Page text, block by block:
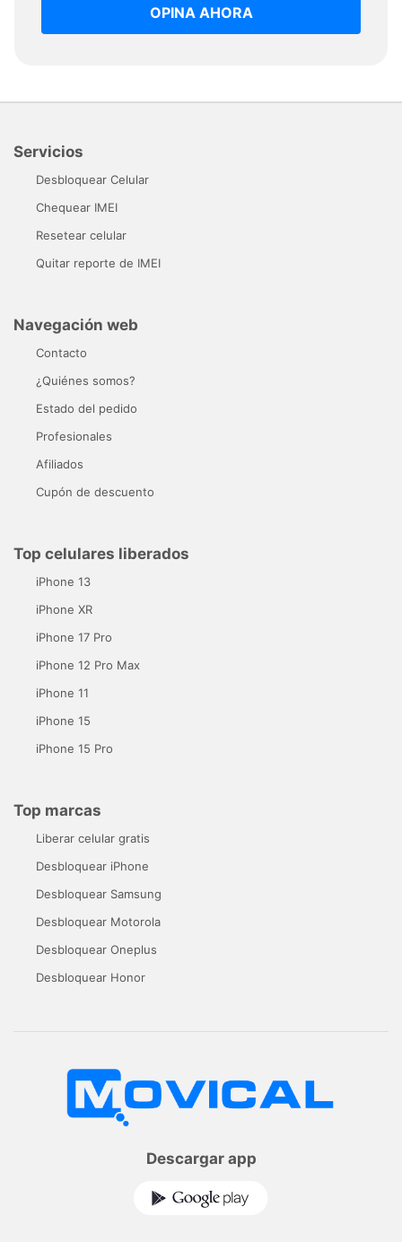
OPINA AHORA
Servicios
Desbloquear Celular
Chequear IMEI
Resetear celular
Quitar reporte de IMEI
Navegación web
Contacto
¿Quiénes somos?
Estado del pedido
Profesionales
Afiliados
Cupón de descuento
Top celulares liberados
iPhone 13
iPhone XR
iPhone 17 Pro
iPhone 12 Pro Max
iPhone 11
iPhone 15
iPhone 15 Pro
Top marcas
Liberar celular gratis
Desbloquear iPhone
Desbloquear Samsung
Desbloquear Motorola
Desbloquear Oneplus
Desbloquear Honor
Descargar app